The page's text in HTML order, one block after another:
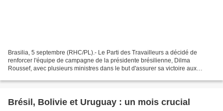
Brasilia, 5 septembre (RHC/PL).- Le Parti des Travailleurs a décidé de
renforcer l'équipe de campagne de la présidente brésilienne, Dilma
Roussef, avec plusieurs ministres dans le but d'assurer sa victoire aux
Brésil, Bolivie et Uruguay : un mois crucial